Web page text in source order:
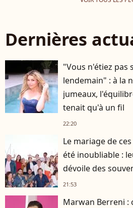
Dernières
"Vous n'étiez pas
lendemain" : à la
jumeaux,
tenait qu'à un fil
22:20
Le mariage de
été inoubliable :
dévoile des
21:53
Marwan Berreni :